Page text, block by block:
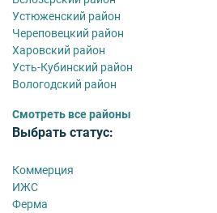
Устюженский район
Череповецкий район
Харовский район
Усть-Кубинский район
Вологодский район
Смотреть все районы
Выбрать статус:
Коммерция
ИЖС
Ферма